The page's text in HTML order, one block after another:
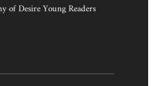
of Desire Young Readers